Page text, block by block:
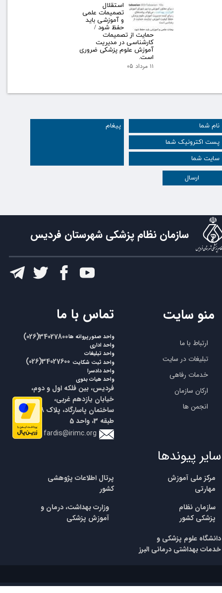
ارسال
استقلال
تصمیمات علمی
و آموزشی باید
حفظ شود /
حمایت از تصمیمات
کارشناسی در مدیریت
آموزش علوم پزشکی ضروری
است.
۱۱ مرداد ۰۵
سازمان نظام پزشکی شهرستان فردیس
ارتباط با ما
تبلیغات در سایت
خدمات رفاهی
ارکان سازمان
انجمن ها
منو سایت ​تماس با ما
​​(026)34027800
fardis@irimc.org
​​(026)34027600
واحد صدورپروانه ها
واحد اداری
واحد تبلیغات
واحد ثبت شکایت
واحد دادسرا
واحد هیات بدوی
فردیس، بین فلکه اول و دوم،
خیابان یازدهم غربی،
طبقه 3، واحد 5
سایر پیوندها
پرتال اطلاعات پژوهشی
کشور
مرکز ملی آموزش
مهارتی
​سازمان نظام
پزشکیکشور
وزارت بهداشت، درمان و
آموزش پزشکی
​​دانشگاه علوم پزشکی و
خدمات بهداشتی درمانی البرز